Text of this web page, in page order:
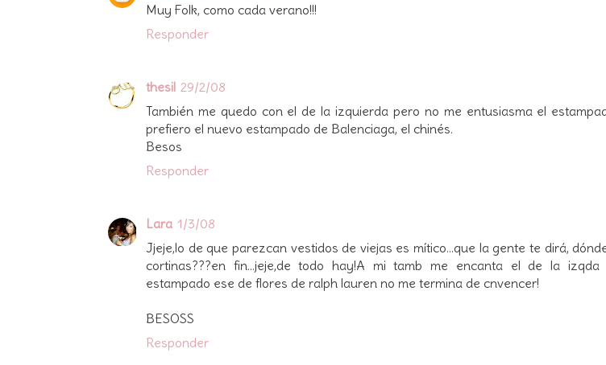
Muy Folk, como cada verano!!!
Responder
thesil 29/2/08
También me quedo con el de la izquierda pero no me entusiasma el
prefiero el nuevo estampado de Balenciaga, el chinés.
Besos
Responder
Lara 1/3/08
Jjeje,lo de que parezcan vestidos de viejas es mítico...que la gente te dirá,
cortinas???en fin...jeje,de todo hay!A mi tamb me encanta el de la izqda
estampado ese de flores de ralph lauren no me termina de cnvencer!
BESOSS
Responder